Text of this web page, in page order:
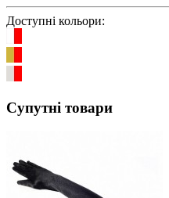
Доступні кольори:
Супутні товари